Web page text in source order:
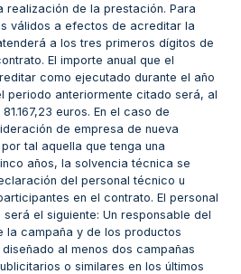
realización de la prestación. Para
válidos a efectos de acreditar la
a los tres primeros dígitos de
El importe anual que el
como ejecutado durante el año
periodo anteriormente citado será, al
euros. En el caso de
de empresa de nueva
tal aquella que tenga una
años, la solvencia técnica se
del personal técnico u
en el contrato. El personal
el siguiente: Un responsable del
la campaña y de los productos
al menos dos campañas
o similares en los últimos